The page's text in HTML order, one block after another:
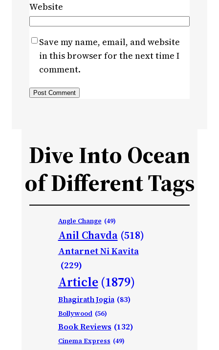
Website
Save my name, email, and website
in this browser for the next time I
comment.
Dive Into Ocean
of Different Tags
Angle Change (49)
Anil Chavda (518)
Antarnet Ni Kavita
(229)
Article (1879)
Bhagirath Jogia (83)
Bollywood (56)
Book Reviews (132)
Cinema Express (49)